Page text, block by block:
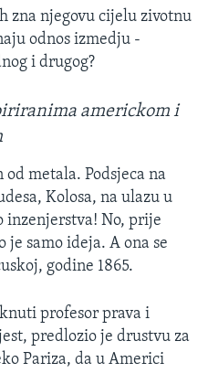
zna njegovu cijelu zivotnu
odnos izmedju -
i drugog?
americkom i
metala. Podsjeca na
Kolosa, na ulazu u
inzenjerstva! No, prije
je samo ideja. A ona se
godine 1865.
profesor prava i
predlozio je drustvu za
Pariza, da u Americi